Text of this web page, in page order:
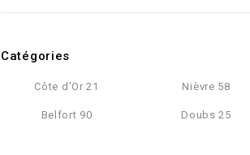
Catégories
Côte d'Or 21 Nièvre 58
Belfort 90 Doubs 25